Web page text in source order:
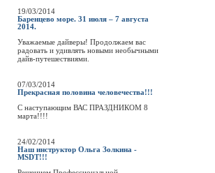
19/03/2014
Баренцево море. 31 июля – 7 августа
2014.
Уважаемые дайверы! Продолжаем вас
радовать и удивлять новыми необычными
дайв-путешествиями.
07/03/2014
Прекрасная половина человечества!!!
C наступающим ВАС ПРАЗДНИКОМ 8
марта!!!!
24/02/2014
Наш инструктор Ольга Золкина -
MSDT!!!